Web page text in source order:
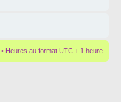
• Heures au format UTC + 1 heure